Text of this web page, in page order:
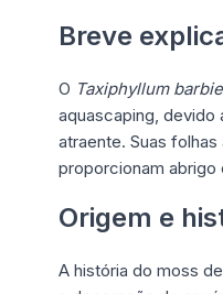
Breve
O Taxiphyllum
aquascaping, devido
atraente. Suas
proporcionam
Origem e
A história do moss